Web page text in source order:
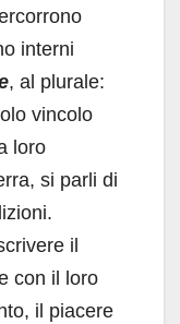
interni
, al plurale:
vincolo
loro
si parli di
il
con il loro
il piacere